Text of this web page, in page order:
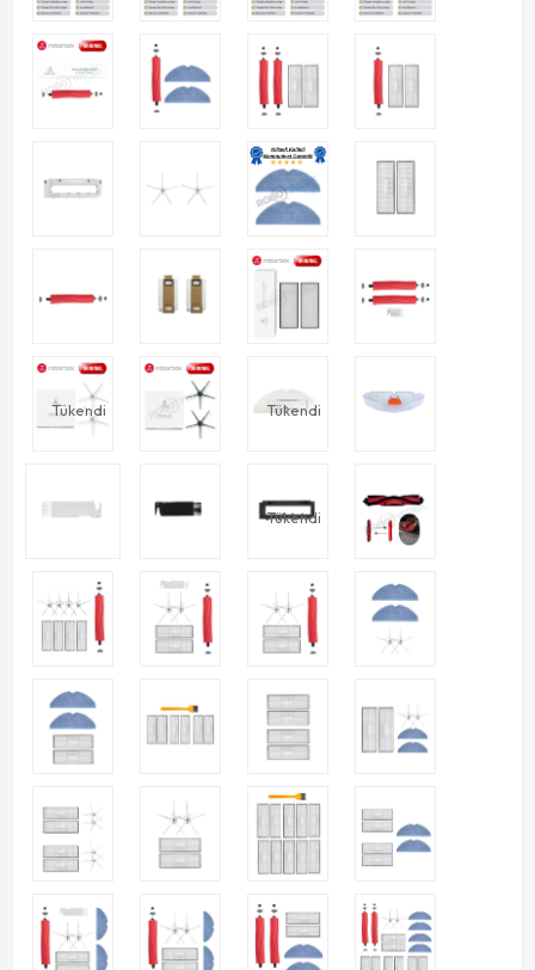
Tükendi Tükendi
Tükendi